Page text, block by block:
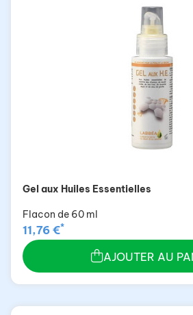
Gel aux Huiles Essentielles
Flacon de 60 ml
11,76 €*
AJOUTER AU